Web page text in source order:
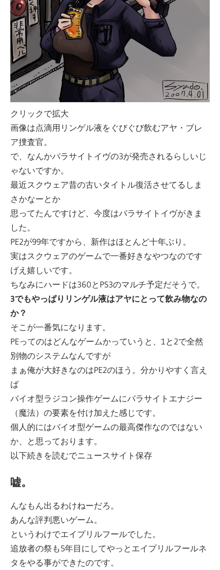
クリックで拡大
画像は点滴用リンゲル液をぐびぐび飲むアヤ・ブレ
ア捜査官。
で、なんかパラサイトイヴの3が発売されるらしいじ
ゃないですか。
最近スクウェア昔の古いタイトル復活させてるしま
さかなーとか
思ってたんですけど、今度はパラサイトイヴがきま
した。
PE2が99年ですから、新作はほとんど十年ぶり。
実はスクウェアのゲームで一番好きなやつなのです
げえ嬉しいです。
ちなみにハードは360とPS3のマルチ予定だそうで。
3でもやっぱりリンゲル液はアヤにとって飲み物なの
か？
そこが一番気になります。
PEってのはどんなゲームかっていうと、1と2で全然
別物のシステムなんですが
まぁ俺が大好きなのはPE2のほう。分かりやすく言え
ば
バイオ型ラジコン操作ゲームにパラサイトエナジー
（魔法）の要素を付け加えた感じです。
個人的にはバイオ型ゲームの最高傑作なのではない
か、と思っております。
以下続きを読むでニュースサイト保存
嘘。
んなもん出るわけねーだろ。
あんな評判悪いゲーム。
というわけでエイプリルフールでした。
追放者の祭も5年目にしてやっとエイプリルフールネ
タをやる事ができたのです。